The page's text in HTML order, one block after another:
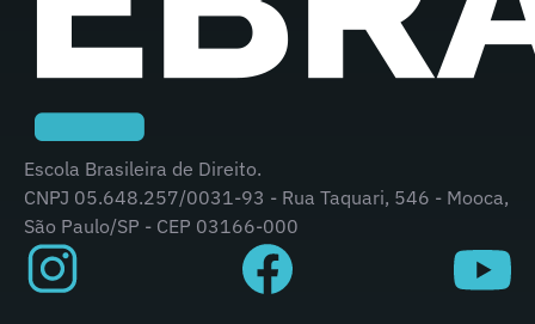
Escola Brasileira de Direito.
CNPJ 05.648.257/0031-93 - Rua Taquari, 546 - Mooca,
São Paulo/SP - CEP 03166-000